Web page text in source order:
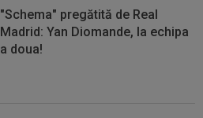
"Schema" pregătită de Real
Madrid: Yan Diomande, la echipa
a doua!